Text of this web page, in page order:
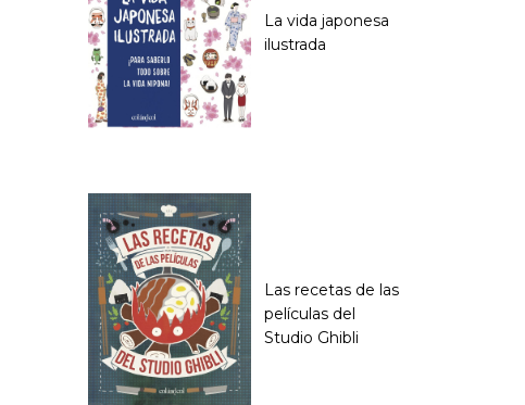
La vida japonesa
ilustrada
Las recetas de las
películas del
Studio Ghibli